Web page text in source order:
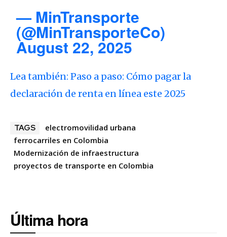
— MinTransporte
(@MinTransporteCo)
August 22, 2025
Lea también: Paso a paso: Cómo pagar la
declaración de renta en línea este 2025
TAGS
electromovilidad urbana
ferrocarriles en Colombia
Modernización de infraestructura
proyectos de transporte en Colombia
Última hora